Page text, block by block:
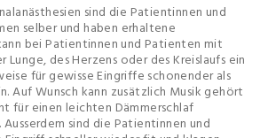
sind die Patientinnen und
selber und haben erhaltene
bei Patientinnen und Patienten mit
Lunge, des Herzens oder des Kreislaufs ein
für gewisse Eingriffe schonender als
Auf Wunsch kann zusätzlich Musik gehört
für einen leichten Dämmerschlaf
sind die Patientinnen und